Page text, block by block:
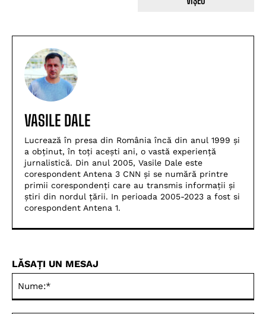
VASILE DALE
Lucrează în presa din România încă din anul 1999 și
a obținut, în toți acești ani, o vastă experiență
jurnalistică. Din anul 2005, Vasile Dale este
corespondent Antena 3 CNN și se numără printre
primii corespondenți care au transmis informații și
știri din nordul țării. In perioada 2005-2023 a fost si
corespondent Antena 1.
LĂSAȚI UN MESAJ